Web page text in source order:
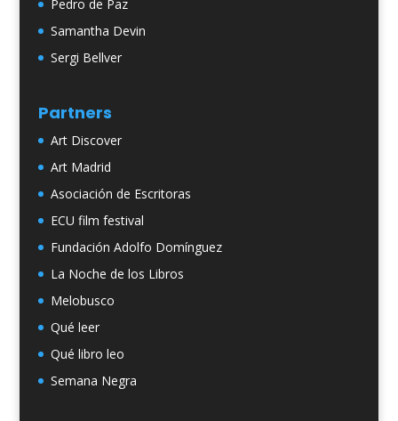
Pedro de Paz
Samantha Devin
Sergi Bellver
Partners
Art Discover
Art Madrid
Asociación de Escritoras
ECU film festival
Fundación Adolfo Domínguez
La Noche de los Libros
Melobusco
Qué leer
Qué libro leo
Semana Negra